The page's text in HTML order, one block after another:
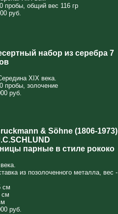
пробы, общий вес 116 гр
руб.
набор из серебра 7
XIX века.
пробы, золочение
руб.
& Söhne (1806-1973)
парные в стиле рококо
из позолоченного металла, вес -
см
см
руб.